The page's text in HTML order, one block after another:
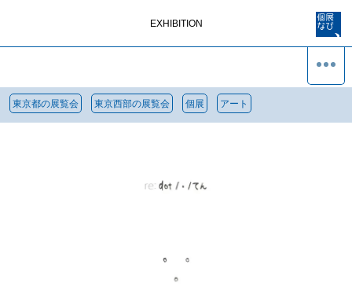
EXHIBITION
東京都の展覧会 東京西部の展覧会 個展 アート